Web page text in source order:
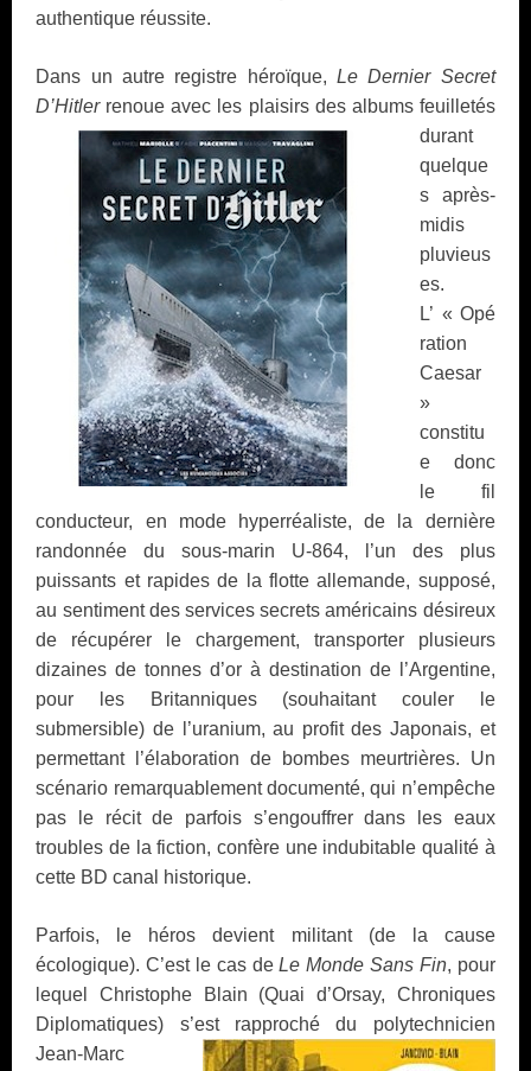
authentique réussite.
Dans un autre registre héroïque, Le Dernier Secret
D’Hitlerrenoue avec les plaisirs des albums feuilletés
durant
quelque
s après-
midis
pluvieus
es.
L’ « Opé
ration
Caesar
»
constitu
e donc
le fil
conducteur, en mode hyperréaliste, de la dernière
randonnée du sous-marin U-864, l’un des plus
puissants et rapides de la flotte allemande, supposé,
au sentiment des services secrets américains désireux
de récupérer le chargement, transporter plusieurs
dizaines de tonnes d’or à destination de l’Argentine,
pour les Britanniques (souhaitant couler le
submersible) de l’uranium, au profit des Japonais, et
permettant l’élaboration de bombes meurtrières. Un
scénario remarquablement documenté, qui n’empêche
pas le récit de parfois s’engouffrer dans les eaux
troubles de la fiction, confère une indubitable qualité à
cette BD canal historique.
Parfois, le héros devient militant (de la cause
écologique). C’est le cas deLe Monde Sans Fin, pour
lequel Christophe Blain (Quai d’Orsay, Chroniques
Diplomatiques) s’est rapproché du polytechnicien
Jean-Marc